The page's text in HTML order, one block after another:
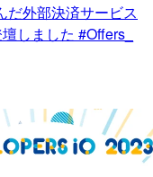
だ外部決済サービス
しました #Offers_